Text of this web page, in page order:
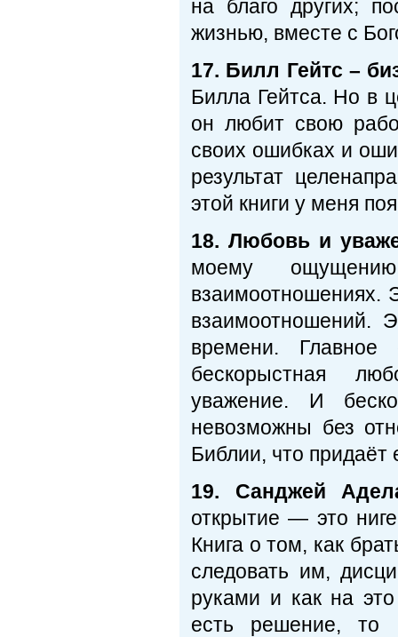
на благо других;
жизнью, вместе с
17. Билл Гейтс –
Билла Гейтса. Но в
он любит свою
своих ошибках и
результат
этой книги у меня
18. Любовь и
моему
взаимоотношениях.
взаимоотношений.
времени.
бескорыстная
уважение. И
невозможны без
Библии, что
19. Санджей
открытие — это
Книга о том, как
следовать им,
руками и как на
есть решение, то